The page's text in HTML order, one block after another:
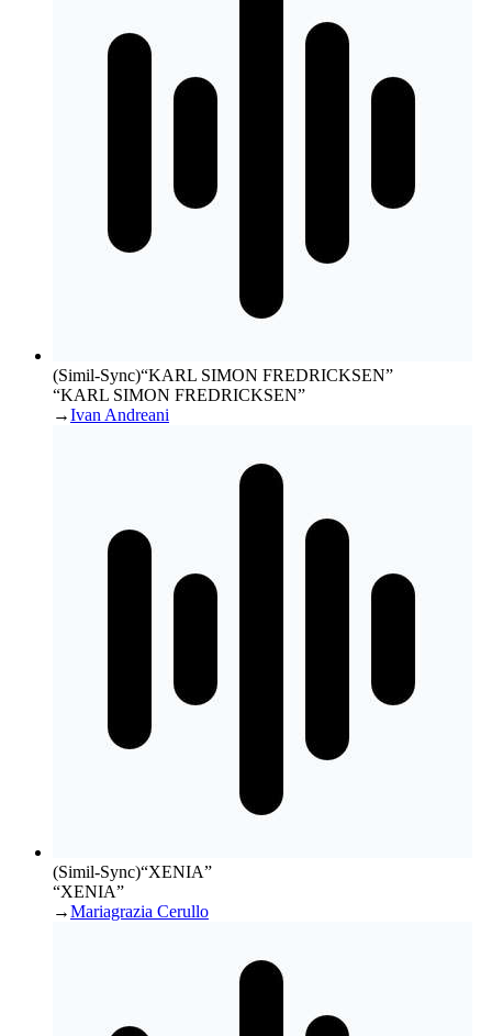
(Simil-Sync)“KARL SIMON FREDRICKSEN”
“KARL SIMON FREDRICKSEN”
→Ivan Andreani
(Simil-Sync)“XENIA”
“XENIA”
→Mariagrazia Cerullo